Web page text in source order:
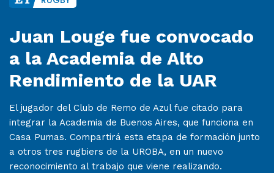
Juan Louge fue convocado
a la Academia de Alto
Rendimiento de la UAR
El jugador del Club de Remo de Azul fue citado para
integrar la Academia de Buenos Aires, que funciona en
Casa Pumas. Compartirá esta etapa de formación junto
a otros tres rugbiers de la UROBA, en un nuevo
reconocimiento al trabajo que viene realizando.